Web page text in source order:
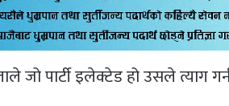
जो पार्टी इलेक्टेड हो उसले